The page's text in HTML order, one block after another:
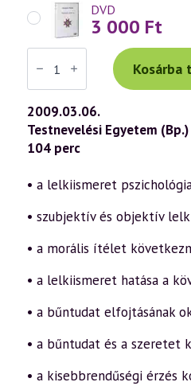
DVD
3 000 Ft
Váradi
Tibor
előadás
(512)
—
Önmagunk
valódi
megismerése
és
a
szellemi
16.
–
Bűntudat
bűnbánat
(2009.03.06.)
mennyiség
Kosárba
2009.03.06.
Testnevelési Egyetem (Bp.)
104 perc
• a lelkiismeret
• szubjektív és objektív
• a morális ítélet
• a lelkiismeret hatása a
• a bűntudat elfojtásának
• a bűntudat és a szeretet
• a kisebbrendűségi érzés